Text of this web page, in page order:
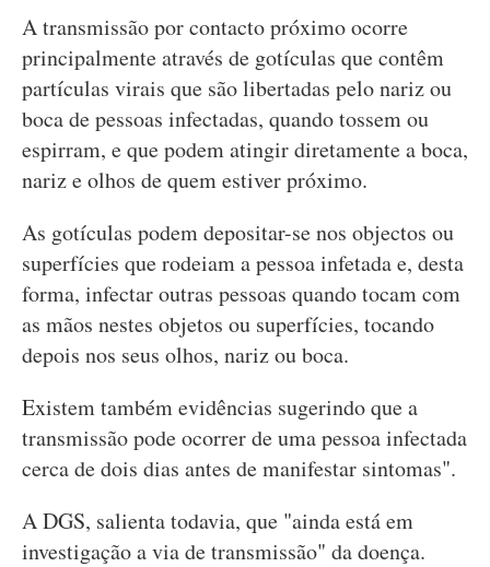
A transmissão por contacto próximo ocorre
principalmente através de gotículas que contêm
partículas virais que são libertadas pelo nariz ou
boca de pessoas infectadas, quando tossem ou
espirram, e que podem atingir diretamente a boca,
nariz e olhos de quem estiver próximo.
As gotículas podem depositar-se nos objectos ou
superfícies que rodeiam a pessoa infetada e, desta
forma, infectar outras pessoas quando tocam com
as mãos nestes objetos ou superfícies, tocando
depois nos seus olhos, nariz ou boca.
Existem também evidências sugerindo que a
transmissão pode ocorrer de uma pessoa infectada
cerca de dois dias antes de manifestar sintomas".
A DGS, salienta todavia, que "ainda está em
investigação a via de transmissão" da doença.